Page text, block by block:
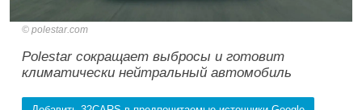
polestar.com
Polestar сокращает выбросы и готовит
климатически нейтральный автомобиль